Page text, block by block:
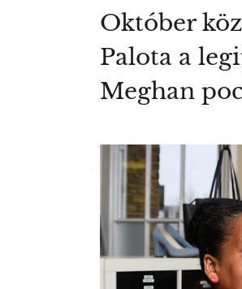
Október
Palota a
Meghan